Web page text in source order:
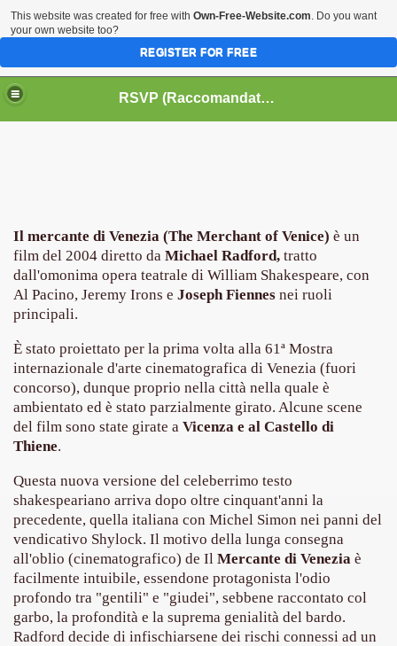
HOME BIOGRAFIE
CINEMA
DATABASE LIBRI
LIBRI
MUSICA
RSVP (Raccomandati Se Vi Piacciono)
Il mercante di Venezia (The Merchant of Venice) è un
film del 2004 diretto da Michael Radford, tratto
dall'omonima opera teatrale di William Shakespeare, con
Al Pacino, Jeremy Irons e Joseph Fiennes nei ruoli
principali.
È stato proiettato per la prima volta alla 61ª Mostra
internazionale d'arte cinematografica di Venezia (fuori
concorso), dunque proprio nella città nella quale è
ambientato ed è stato parzialmente girato. Alcune scene
del film sono state girate a Vicenza e al Castello di
Thiene.
Questa nuova versione del celeberrimo testo
shakespeariano arriva dopo oltre cinquant'anni la
precedente, quella italiana con Michel Simon nei panni del
vendicativo Shylock. Il motivo della lunga consegna
all'oblio (cinematografico) de Il Mercante di Venezia è
facilmente intuibile, essendone protagonista l'odio
profondo tra "gentili" e "giudei", sebbene raccontato col
garbo, la profondità e la suprema genialità del bardo.
Radford decide di infischiarsene dei rischi connessi ad un
edizione del Premio Strega.
non piu esordiente, bensi ampiamente radicato nel
l'esordio enigmatico e avvincente di Marcello
Se Ti Piacciono nel mese di Aprile 2013.
di quella che dovrebbe essere la quadrilogia di Carlos
lingue, le sue opere hanno conquistato milioni di
This website was created for free with Own-Free-Website.com. Do you want
your own website too?
REGISTER FOR FREE